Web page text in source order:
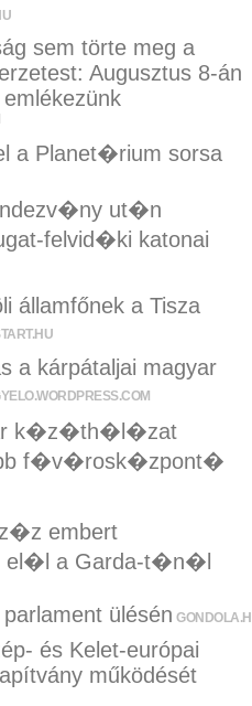
sem törte meg a
Augusztus 8-án
a Planet�rium sorsa
ut�n
felvid�ki katonai
államfőnek a Tisza
a kárpátaljai magyar
k�z�th�l�zat
f�v�rosk�zpont�
embert
el�l a Garda-t�n�l
ülésén
és Kelet-európai
működését